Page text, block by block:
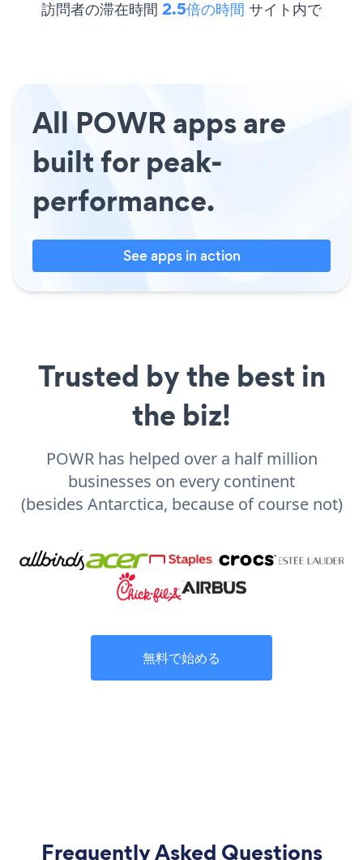
訪問者の滞在時間 2.5倍の時間 サイト内で
All POWR apps are
built for peak-
performance.
See apps in action
Trusted by the best in
the biz!
POWR has helped over a half million
businesses on every continent
(besides Antarctica, because of course not)
無料で始める
Frequently Asked Questions